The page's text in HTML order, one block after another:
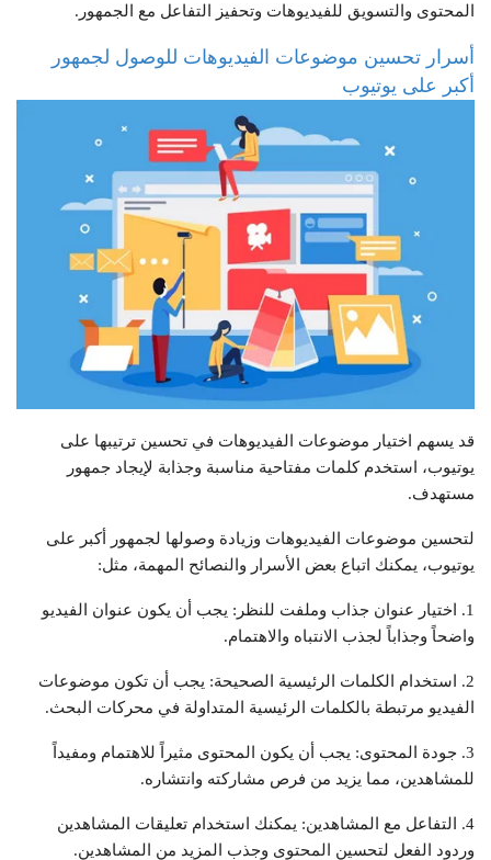
المحتوى والتسويق للفيديوهات وتحفيز التفاعل مع الجمهور.
أسرار تحسين موضوعات الفيديوهات للوصول لجمهور
أكبر على يوتيوب
قد يسهم اختيار موضوعات الفيديوهات في تحسين ترتيبها على
يوتيوب، استخدم كلمات مفتاحية مناسبة وجذابة لإيجاد جمهور
مستهدف.
لتحسين موضوعات الفيديوهات وزيادة وصولها لجمهور أكبر على
يوتيوب، يمكنك اتباع بعض الأسرار والنصائح المهمة، مثل:
1. اختيار عنوان جذاب وملفت للنظر: يجب أن يكون عنوان الفيديو
واضحاً وجذاباً لجذب الانتباه والاهتمام.
2. استخدام الكلمات الرئيسية الصحيحة: يجب أن تكون موضوعات
الفيديو مرتبطة بالكلمات الرئيسية المتداولة في محركات البحث.
3. جودة المحتوى: يجب أن يكون المحتوى مثيراً للاهتمام ومفيداً
للمشاهدين، مما يزيد من فرص مشاركته وانتشاره.
4. التفاعل مع المشاهدين: يمكنك استخدام تعليقات المشاهدين
وردود الفعل لتحسين المحتوى وجذب المزيد من المشاهدين.